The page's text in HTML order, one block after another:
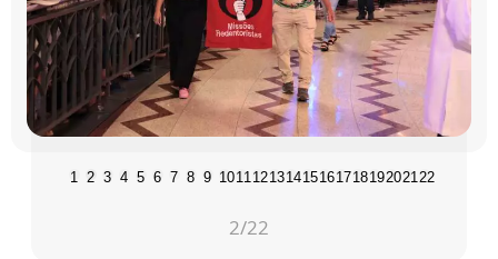
1 2 3 4 5 6 7 8 9 10111213141516171819202122
3/22